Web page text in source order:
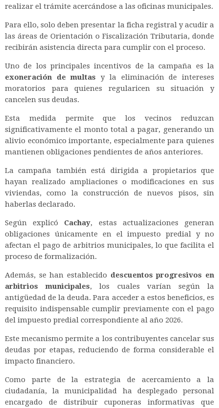
realizar el trámite acercándose a las oficinas municipales.
Para ello, solo deben presentar la ficha registral y acudir a
las áreas de Orientación o Fiscalización Tributaria, donde
recibirán asistencia directa para cumplir con el proceso.
Uno de los principales incentivos de la campaña es la
exoneración de multas y la eliminación de intereses
moratorios para quienes regularicen su situación y
cancelen sus deudas.
Esta medida permite que los vecinos reduzcan
significativamente el monto total a pagar, generando un
alivio económico importante, especialmente para quienes
mantienen obligaciones pendientes de años anteriores.
La campaña también está dirigida a propietarios que
hayan realizado ampliaciones o modificaciones en sus
viviendas, como la construcción de nuevos pisos, sin
haberlas declarado.
Según explicó Cachay, estas actualizaciones generan
obligaciones únicamente en el impuesto predial y no
afectan el pago de arbitrios municipales, lo que facilita el
proceso de formalización.
Además, se han establecido descuentos progresivos en
arbitrios municipales, los cuales varían según la
antigüedad de la deuda. Para acceder a estos beneficios, es
requisito indispensable cumplir previamente con el pago
del impuesto predial correspondiente al año 2026.
Este mecanismo permite a los contribuyentes cancelar sus
deudas por etapas, reduciendo de forma considerable el
impacto financiero.
Como parte de la estrategia de acercamiento a la
ciudadanía, la municipalidad ha desplegado personal
encargado de distribuir cuponeras informativas que